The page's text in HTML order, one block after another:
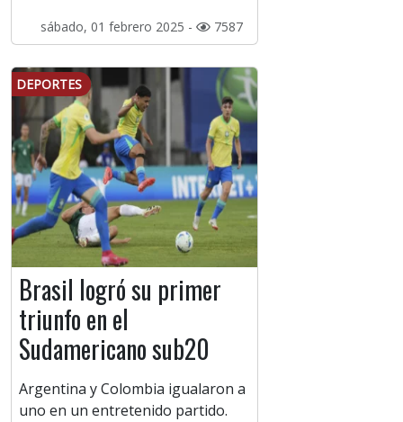
sábado, 01 febrero 2025 - 7587
DEPORTES
Brasil logró su primer
triunfo en el
Sudamericano sub20
Argentina y Colombia igualaron a
uno en un entretenido partido.